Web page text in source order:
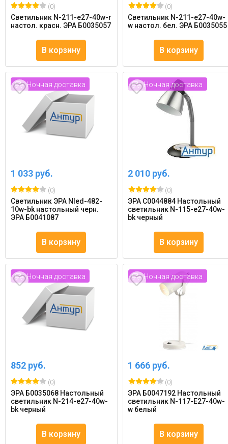
(0)
Светильник N-211-e27-40w-r
настол. красн. ЭРА Б0035057
В корзину
(0)
Светильник N-211-e27-40w-
w настол. бел. ЭРА Б0035055
В корзину
Ночная доставка
1 033 руб.
(0)
Светильник ЭРА Nled-482-
10w-bk настольный черн.
ЭРА Б0041087
В корзину
Ночная доставка
2 010 руб.
(0)
ЭРА C0044884 Настольный
светильник N-115-e27-40w-
bk черный
В корзину
Ночная доставка
852 руб.
(0)
ЭРА Б0035068 Настольный
светильник N-214-e27-40w-
bk черный
В корзину
Ночная доставка
1 666 руб.
(0)
ЭРА Б0047192 Настольный
светильник N-117-Е27-40w-
w белый
В корзину